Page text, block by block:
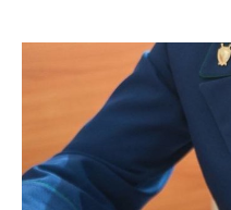
КОМУ ПРИНАДЛЕЖАТ
ТОРГОВЫЕ ЦЕНТРЫ
ТАТАРСТАНА
ИНВЕСТИЦИИ
АГРОПРОМ
МАШИНОСТРОЕНИЕ
НЕФТЕХИМИЯ
НЕФТЬ
НОВОСТИ АВТО
НОВОСТИ БИЗНЕСА
РОЗНИЧНАЯ ТОРГОВЛЯ
ТЕХНОЛОГИИ
НОВОСТИ ТЕХНОЛОГИЙ
МЕРОПРИЯТИЯ